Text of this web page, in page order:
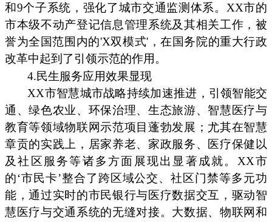
和9个子系统，强化了城市交通监测体系。XX市的
市本级不动产登记信息管理系统及其相关工作，被
誉为全国范围内的'X双模式'，在国务院的重大行政
改革中起到了引领示范的作用。
4.民生服务应用效果显现
XX市智慧城市战略持续加速推进，引领智能交
通、绿色农业、环保治理、生态旅游、智慧医疗与
教育等领域物联网示范项目蓬勃发展；尤其在智慧
章贡的实践上，居家养老、家政服务、医疗保健以
及社区服务等诸多方面展现出显著成就。XX市
的‘市民卡’整合了跨区域公交、社区门禁等多元功
能，通过实时的市民银行与医疗数据交互，驱动智
慧医疗与交通系统的无缝对接。大数据、物联网和